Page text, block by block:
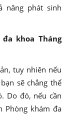
năng phát sinh
khoa Tháng
tuy nhiên nếu
sẽ chẳng thể
Do đó, nếu cần
Phòng khám đa